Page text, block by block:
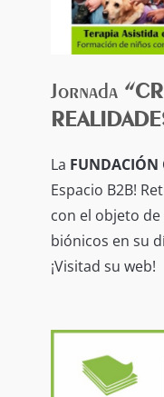
“Libérate”,
que nos ata
Jornada
La FUNDACIÓN
Espacio B2B!
con el objeto
biónicos en su
¡Visitad su web!